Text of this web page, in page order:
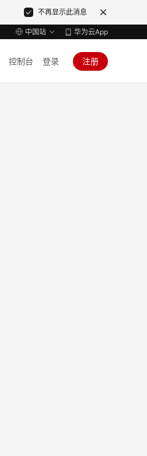
不再显示此消息
中国站 华为云App
控制台 登录 注册